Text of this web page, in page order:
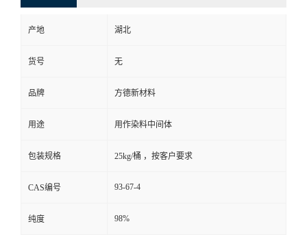
产地 湖北
货号 无
品牌 方德新材料
用途 用作染料中间体
包装规格 25kg/桶 ，按客户要求
CAS编号 93-67-4
纯度 98%